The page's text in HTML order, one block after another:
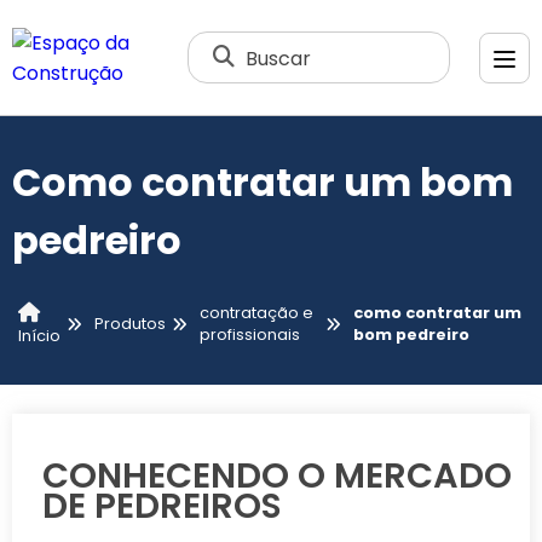
Buscar
Como contratar um bom
pedreiro
Início
Produtos
contratação e
profissionais
como contratar um
bom pedreiro
CONHECENDO O MERCADO
DE PEDREIROS